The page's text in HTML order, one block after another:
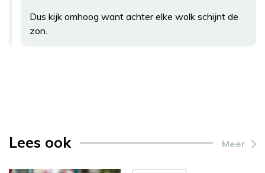
Dus kijk omhoog want achter elke wolk schijnt de
zon.
Lees ook Meer